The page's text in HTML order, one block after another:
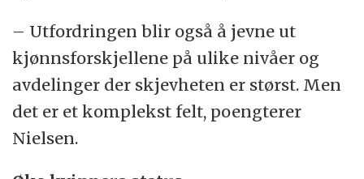
– Utfordringen blir også å jevne ut
kjønnsforskjellene på ulike nivåer og
avdelinger der skjevheten er størst. Men
det er et komplekst felt, poengterer
Nielsen.